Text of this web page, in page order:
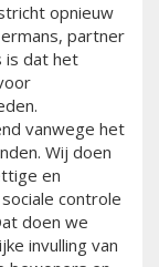
opnieuw
partner
is dat het
vanwege het
Wij doen
en
controle
doen we
invulling van